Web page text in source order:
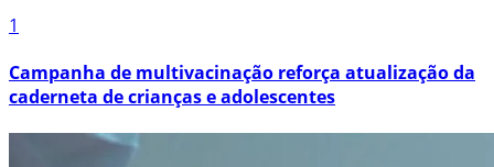
1
Campanha de multivacinação reforça atualização da
caderneta de crianças e adolescentes